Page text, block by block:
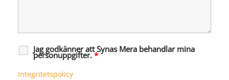
Jag godkänner att Synas Mera behandlar mina
personuppgifter.*
Integritetspolicy